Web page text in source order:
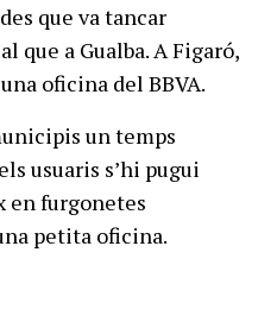
que va tancar
que a Gualba. A Figaró,
oficina del BBVA.
un temps
usuaris s’hi pugui
en furgonetes
petita oficina.